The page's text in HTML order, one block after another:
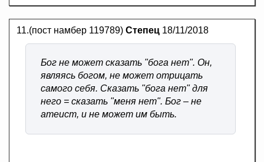
11.(пост намбер 119789) Степец 18/11/2018
Бог не может сказать "бога нет". Он,
являясь богом, не может отрицать
самого себя. Сказать "бога нет" для
него = сказать "меня нет". Бог – не
атеист, и не может им быть.